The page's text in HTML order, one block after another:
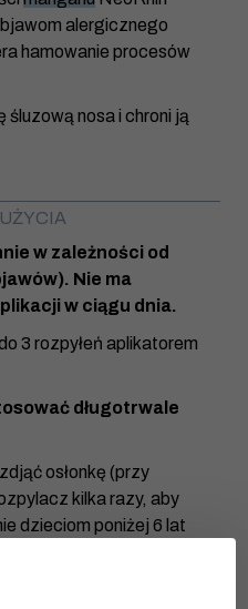
alergicznego
hamowanie procesów
śluzową nosa i chroni ją
w zależności od
Nie ma
w ciągu dnia.
3 rozpyłeń aplikatorem
długotrwale
osłonkę (przy
kilka razy, aby
dzieciom poniżej 6 lat
ułożyć na plecach z